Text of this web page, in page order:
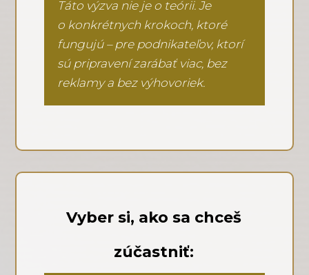
Táto výzva nie je o teórii. Je
o konkrétnych krokoch, ktoré
fungujú – pre podnikateľov, ktorí
sú pripravení zarábať viac, bez
reklamy a bez výhovoriek.
Vyber si, ako sa chceš
zúčastniť: